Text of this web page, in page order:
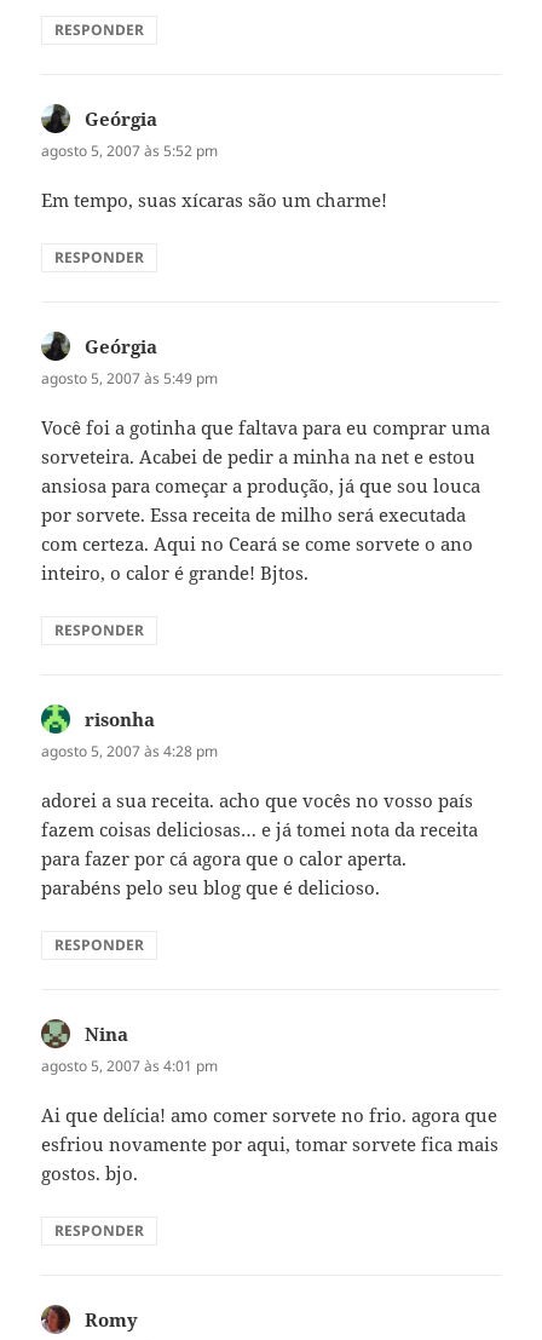
RESPONDER
Geórgia
agosto 5, 2007 às 5:52 pm
Em tempo, suas xícaras são um charme!
RESPONDER
Geórgia
agosto 5, 2007 às 5:49 pm
Você foi a gotinha que faltava para eu comprar uma
sorveteira. Acabei de pedir a minha na net e estou
ansiosa para começar a produção, já que sou louca
por sorvete. Essa receita de milho será executada
com certeza. Aqui no Ceará se come sorvete o ano
inteiro, o calor é grande! Bjtos.
RESPONDER
risonha
agosto 5, 2007 às 4:28 pm
adorei a sua receita. acho que vocês no vosso país
fazem coisas deliciosas… e já tomei nota da receita
para fazer por cá agora que o calor aperta.
parabéns pelo seu blog que é delicioso.
RESPONDER
Nina
agosto 5, 2007 às 4:01 pm
Ai que delícia! amo comer sorvete no frio. agora que
esfriou novamente por aqui, tomar sorvete fica mais
gostos. bjo.
RESPONDER
Romy